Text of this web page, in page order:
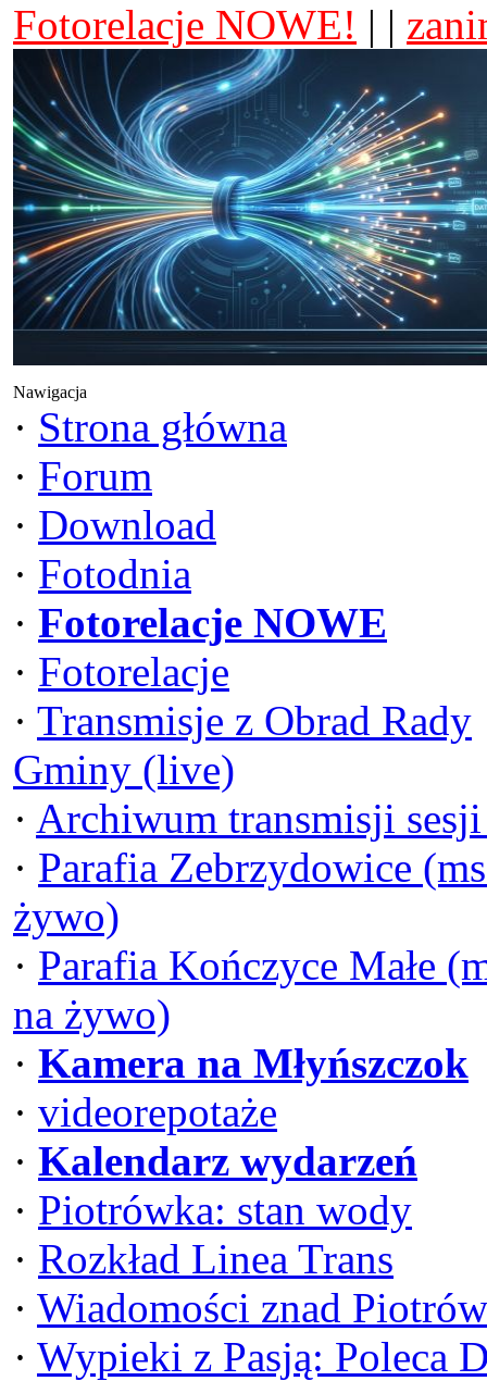
Fotorelacje NOWE! | |
Nawigacja
· Strona główna
· Forum
· Download
· Fotodnia
· Fotorelacje NOWE
· Fotorelacje
· Transmisje z Obrad Rady
Gminy (live)
· Archiwum transmisji
· Parafia Zebrzydowice
żywo)
· Parafia Kończyce Małe
na żywo)
· Kamera na Młyńszczok
· videorepotaże
· Kalendarz wydarzeń
· Piotrówka: stan wody
· Rozkład Linea Trans
· Wiadomości znad
· Wypieki z Pasją: Poleca